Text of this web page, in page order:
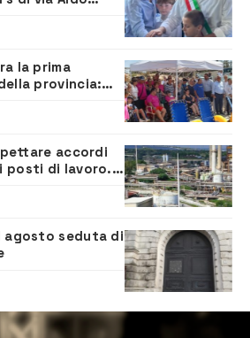
la prima
provincia:
accordi
posti di lavoro. Il
agosto seduta di